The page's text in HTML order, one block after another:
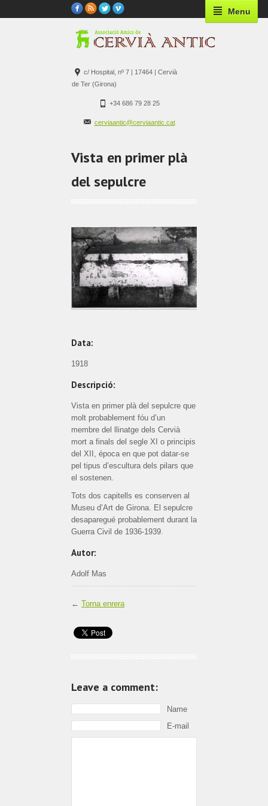
Menu
c/ Hospital, nº 7 | 17464 | Cervià
de Ter (Girona)
+34 686 79 28 25
cerviaantic@cerviaantic.cat
Vista en primer plà
del sepulcre
Data:
1918
Descripció:
Vista en primer plà del sepulcre que
molt probablement fóu d’un
membre del llinatge dels Cervià
mort a finals del segle XI o principis
del XII, época en que pot datar-se
pel tipus d’escultura dels pilars que
el sostenen.
Tots dos capitells es conserven al
Museu d’Art de Girona. El sepulcre
desaparegué probablement durant la
Guerra Civil de 1936-1939.
Autor:
Adolf Mas
← Torna enrera
Leave a comment:
Name
E-mail